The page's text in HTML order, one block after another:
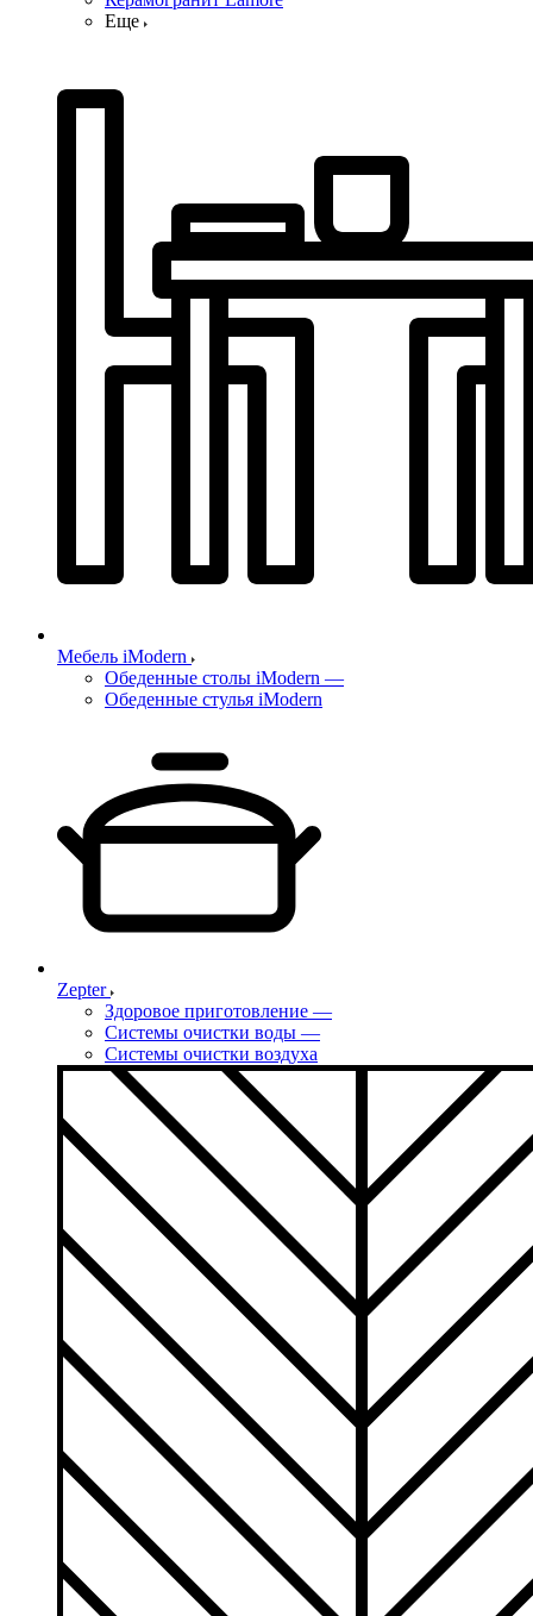
Еще
Мебель iModern
Обеденные столы iModern —
Обеденные стулья iModern
Zepter
Здоровое приготовление —
Системы очистки воды —
Системы очистки воздуха